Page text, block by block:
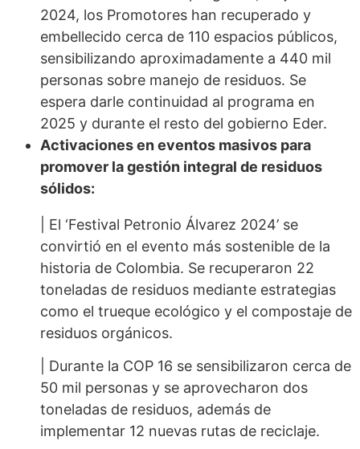
2024, los Promotores han recuperado y
embellecido cerca de 110 espacios públicos,
sensibilizando aproximadamente a 440 mil
personas sobre manejo de residuos. Se
espera darle continuidad al programa en
2025 y durante el resto del gobierno Eder.
Activaciones en eventos masivos para
promover la gestión integral de residuos
sólidos:
| El ‘Festival Petronio Álvarez 2024’ se
convirtió en el evento más sostenible de la
historia de Colombia. Se recuperaron 22
toneladas de residuos mediante estrategias
como el trueque ecológico y el compostaje de
residuos orgánicos.
| Durante la COP 16 se sensibilizaron cerca de
50 mil personas y se aprovecharon dos
toneladas de residuos, además de
implementar 12 nuevas rutas de reciclaje.